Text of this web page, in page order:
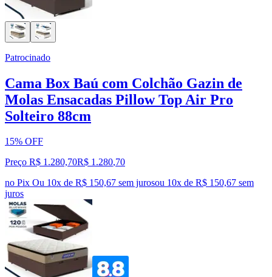
Patrocinado
Cama Box Baú com Colchão Gazin de
Molas Ensacadas Pillow Top Air Pro
Solteiro 88cm
15% OFF
Preço R$ 1.280,70R$ 1.280,70
no Pix Ou 10x de R$ 150,67 sem jurosou 10x de R$ 150,67 sem
juros